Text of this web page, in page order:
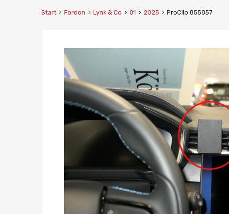
Start Fordon Lynk & Co 01 2025 ProClip 855857